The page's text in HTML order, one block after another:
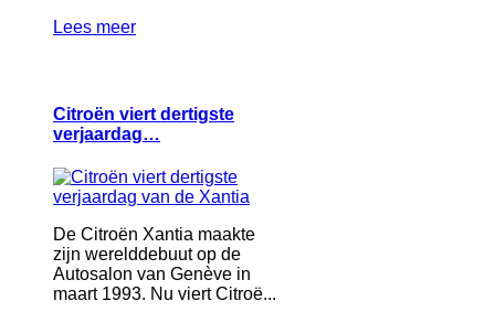
Lees meer
Citroën viert dertigste
verjaardag…
De Citroën Xantia maakte
zijn werelddebuut op de
Autosalon van Genève in
maart 1993. Nu viert Citroë...